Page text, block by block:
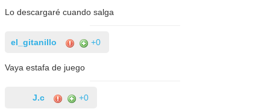
Lo descargaré cuando salga
el_gitanillo +0
Vaya estafa de juego
J.c +0